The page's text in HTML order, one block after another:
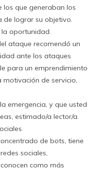
los que generaban los
de lograr su objetivo.
oportunidad.
ataque recomendó un
ante los ataques
para un emprendimiento
de servicio,
emergencia, y que usted
estimado/a lector/a.
de bots, tiene
sociales,
como más